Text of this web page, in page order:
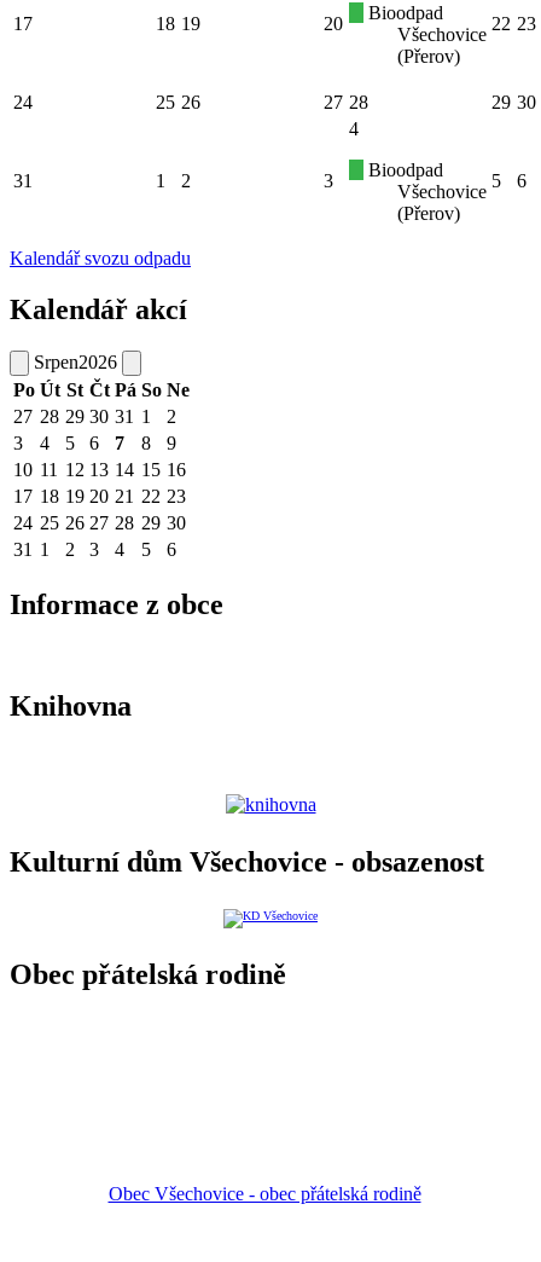
17 18 19 20
Bioodpad
Všechovice
(Přerov)
22 23
24 25 26 27 28 29 30
31 1 2 3
4
Bioodpad
Všechovice
(Přerov)
5 6
Kalendář svozu odpadu
Kalendář akcí
Srpen2026
Po Út St Čt Pá So Ne
27 28 29 30 31 1
2
3
4 5 6 7 8
9
10 11 12 13 14 15 16
17 18 19 20 21 22 23
24 25 26 27 28 29 30
31 1 2 3 4 5 6
Informace z obce
Knihovna
Kulturní dům Všechovice - obsazenost
Obec přátelská rodině
Obec Všechovice - obec přátelská rodině